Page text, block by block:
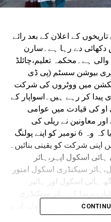
کے اعلان کے بعد رائے
دکھائی دے رہا ہے۔سارن
والی ہے۔محکمہ تعلیم،چائلڈ
بیوشن سسٹم (پی ڈی
میں ووٹروں کی شرکت
پیدا کر رہے ہیں۔اسواپار کے
کی قیادت میں عوامی
معاونین نے ریلی کی
قیادت کرتے ہوئے ووٹرز پر زور دیا کہ وہ 6 نومبر کو اپنے پولنگ
شرکت کو یقینی بنائیں۔
اسکول اپہر،ہائر
سیکنڈری اسکول امنور
ہائی اسکول اور ہائیر
مڈل اسکول، اپہر
ساہو سرائے ہائی